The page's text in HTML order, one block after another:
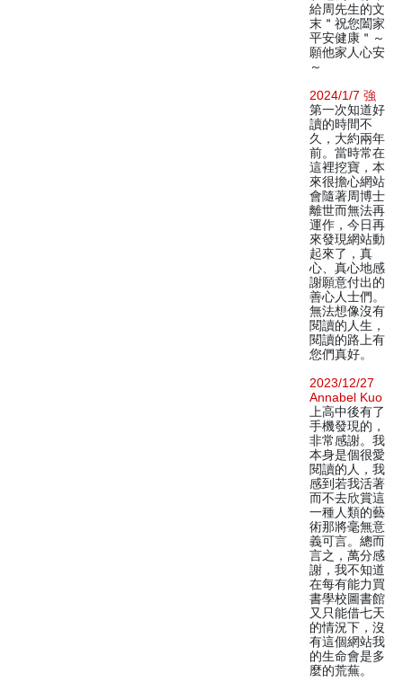
給周先生的文
末＂祝您闔家
平安健康＂～
願他家人心安
～
2024/1/7 強
第一次知道好
讀的時間不
久，大約兩年
前。當時常在
這裡挖寶，本
來很擔心網站
會隨著周博士
離世而無法再
運作，今日再
來發現網站動
起來了，真
心、真心地感
謝願意付出的
善心人士們。
無法想像沒有
閱讀的人生，
閱讀的路上有
您們真好。
2023/12/27
Annabel Kuo
上高中後有了
手機發現的，
非常感謝。我
本身是個很愛
閱讀的人，我
感到若我活著
而不去欣賞這
一種人類的藝
術那將毫無意
義可言。總而
言之，萬分感
謝，我不知道
在每有能力買
書學校圖書館
又只能借七天
的情況下，沒
有這個網站我
的生命會是多
麼的荒蕪。